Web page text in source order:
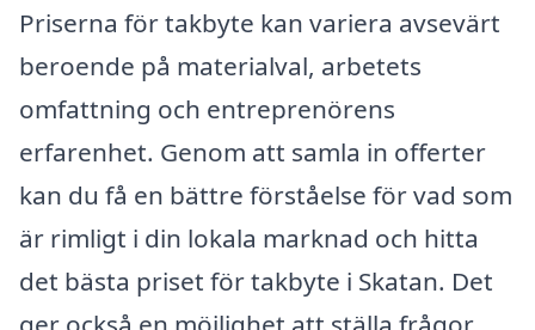
Priserna för takbyte kan variera avsevärt
beroende på materialval, arbetets
omfattning och entreprenörens
erfarenhet. Genom att samla in offerter
kan du få en bättre förståelse för vad som
är rimligt i din lokala marknad och hitta
det bästa priset för takbyte i Skatan. Det